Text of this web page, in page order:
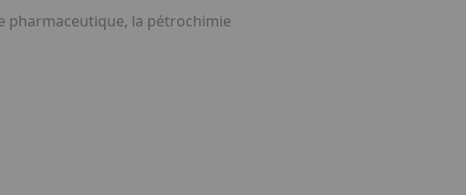
pharmaceutique, la pétrochimie